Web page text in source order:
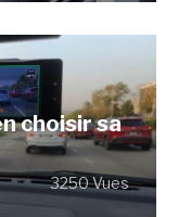
choisir sa
3250 Vues